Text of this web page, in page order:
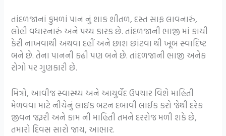
તાંદળજાનાં કુમળાં પાન નું શાક શીતળ, દસ્ત સાફ લાવનારું,
લોહી વધારનારું અને પથ્ય કારક છે. તાંદળજાની ભાજી માં કાચી
કેરી નાખવાથી અથવા દહીં અને છાશ છાંટવા થી ખૂબ સ્વાદિષ્ટ
બને છે. તેના પાનની કઢી પણ બને છે. તાંદળજાની ભાજી અનેક
રોગો પર ગુણકારી છે.
મિત્રો, આવીજ સ્વાસ્થ્ય અને આયુર્વેદ ઉપચાર વિશે માહિતી
મેળવવા માટે નીચેનું લાઇક બટન દબાવી લાઈક કરો જેથી દરેક
જીવન જરૂરી અને કામ ની માહિતી તમને દરરોજ મળી શકે છે,
તમારો દિવસ સારો જાય, આભાર.